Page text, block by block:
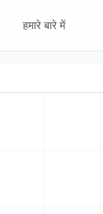
हमारे बारे में